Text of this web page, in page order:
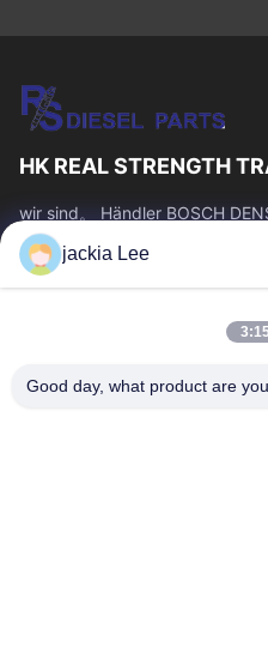
HK REAL STRENGTH
wir sind。 Händler BOSCH
VOLVO CUMMINS TOYOTA
0086 159 2067 9523.
Schnelllinks
Über Uns
jackia Lee
Good day, what product are